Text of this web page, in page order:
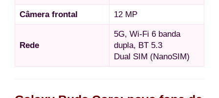
Câmera frontal 12 MP
Rede
5G, Wi-Fi 6 banda
dupla, BT 5.3
Dual SIM (NanoSIM)